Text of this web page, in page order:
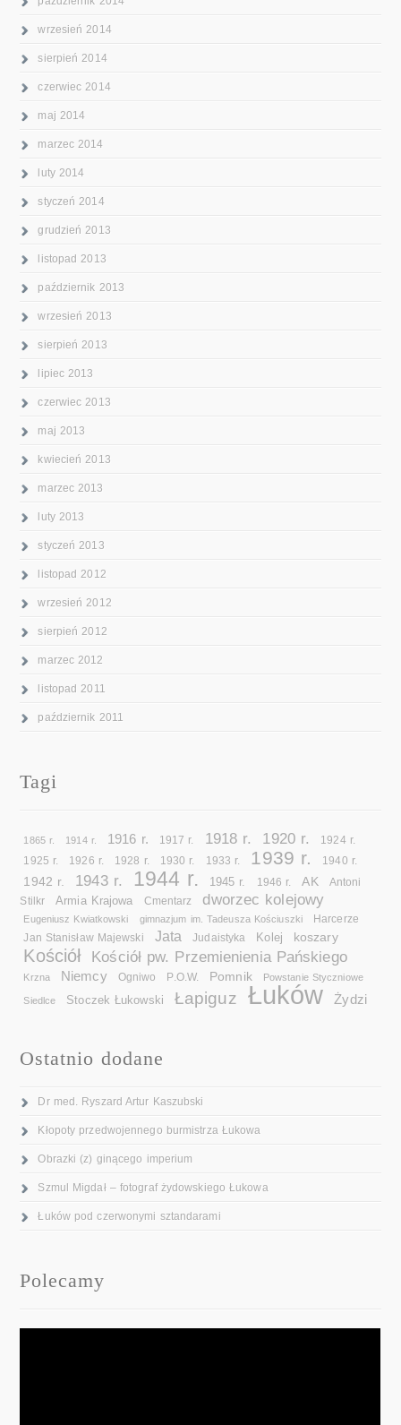
wrzesień 2014
sierpień 2014
czerwiec 2014
maj 2014
marzec 2014
luty 2014
styczeń 2014
grudzień 2013
listopad 2013
październik 2013
wrzesień 2013
sierpień 2013
lipiec 2013
czerwiec 2013
maj 2013
kwiecień 2013
marzec 2013
luty 2013
styczeń 2013
listopad 2012
wrzesień 2012
sierpień 2012
marzec 2012
listopad 2011
październik 2011
Tagi
1865 r. 1914 r. 1916 r. 1917 r. 1918 r. 1920 r. 1924 r.
1925 r. 1926 r. 1928 r. 1930 r. 1933 r. 1939 r. 1940 r.
1942 r. 1943 r. 1944 r. 1945 r. 1946 r. AK
Antoni
Stilkr
Armia Krajowa Cmentarz dworzec kolejowy
Eugeniusz Kwiatkowski gimnazjum im. Tadeusza Kościuszki Harcerze
Jan Stanisław Majewski Jata Judaistyka Kolej koszary
Kościół Kościół pw. Przemienienia Pańskiego
Krzna Niemcy Ogniwo P.O.W. Pomnik Powstanie Styczniowe
Siedlce Stoczek Łukowski Łapiguz Łuków Żydzi
Ostatnio dodane
Dr med. Ryszard Artur Kaszubski
Kłopoty przedwojennego burmistrza Łukowa
Obrazki (z) ginącego imperium
Szmul Migdał – fotograf żydowskiego Łukowa
Łuków pod czerwonymi sztandarami
Polecamy